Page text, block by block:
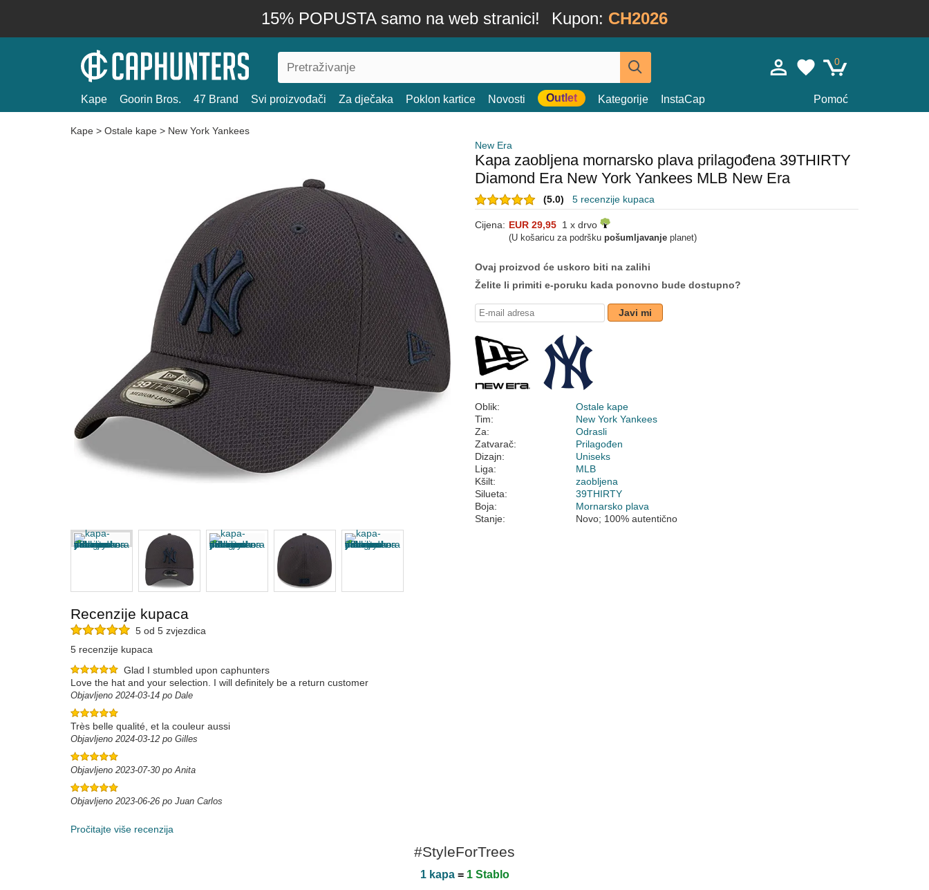
15% POPUSTA samo na web stranici! Kupon: CH2026
0
Kape Goorin Bros. 47 Brand Svi proizvođači Za dječaka Poklon kartice Novosti Outlet Kategorije InstaCap Pomoć
Kape > Ostale kape > New York Yankees
New Era
Kapa zaobljena mornarsko plava prilagođena 39THIRTY
Diamond Era New York Yankees MLB New Era
(5.0) 5 recenzije kupaca
Cijena: EUR 29,95 1 x drvo
(U košaricu za podršku pošumljavanje planet)
Ovaj proizvod će uskoro biti na zalihi
Želite li primiti e-poruku kada ponovno bude dostupno?
Javi mi
Oblik:
Ostale kape
Tim:
New York Yankees
Za:
Odrasli
Zatvarač:
Prilagođen
Dizajn:
Uniseks
Liga:
MLB
Kšilt:
zaobljena
Silueta:
39THIRTY
Boja:
Mornarsko plava
Stanje:
Novo; 100% autentično
Recenzije kupaca
5 od 5 zvjezdica
5 recenzije kupaca
Glad I stumbled upon caphunters
Love the hat and your selection. I will definitely be a return customer
Objavljeno 2024-03-14 po Dale
Très belle qualité, et la couleur aussi
Objavljeno 2024-03-12 po Gilles
Objavljeno 2023-07-30 po Anita
Objavljeno 2023-06-26 po Juan Carlos
Pročitajte više recenzija
#StyleForTrees
1 kapa= 1 Stablo